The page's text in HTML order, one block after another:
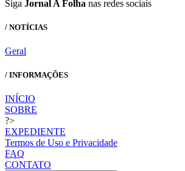
Siga Jornal A Folha nas redes sociais
/ NOTÍCIAS
Geral
/ INFORMAÇÕES
INÍCIO
SOBRE
?>
EXPEDIENTE
Termos de Uso e Privacidade
FAQ
CONTATO